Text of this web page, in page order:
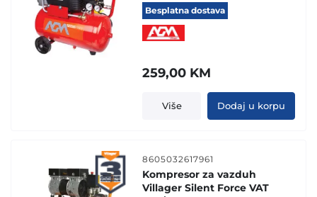
Besplatna dostava
259,00 KM
Više Dodaj u korpu
8605032617961
Kompresor za vazduh
Villager Silent Force VAT